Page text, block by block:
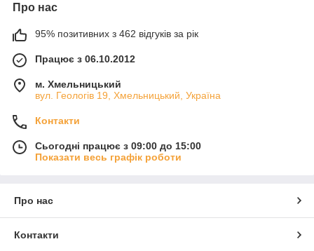
Про нас
95% позитивних з 462 відгуків за рік
Працює з 06.10.2012
м. Хмельницький
вул. Геологів 19, Хмельницький, Україна
Контакти
Сьогодні працює з 09:00 до 15:00
Показати весь графік роботи
Про нас
Контакти